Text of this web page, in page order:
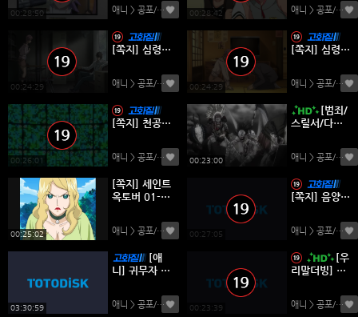
00:28:50
함] -미스테리
애니 > 공포/스릴러 (0)00:28:42
[OVA 포함] -
력 액션-
애니 > 공포/스릴러
00:24:29
[쪽지] 심령탐
-07화 -미스
테리 능력 스
애니 > 공포/스릴러 (0)00:24:29
[쪽지] 심령탐
-13완결 -미
스테리 능력애니 > 공포/스릴러
00:26:01
[쪽지] 천공
완결 -미스테
리 배틀 공포
애니 > 공포/스릴러 (0)
00:23:00
[범죄/
스릴서/다크
노트 01~37
완결 -자막있
애니 > 공포/스릴러
00:25:02
[쪽지] 세인트
옥토버 01-2
테리 추리 스
릴러 액션-애니 > 공포/스릴러 (0)00:27:05
[쪽지] 음양사
1-13완결 -미
스테리 요괴애니 > 공포/스릴러
03:30:59
[애
니] 귀무자 2
애니 > 공포/스릴러 (0)00:23:39
[우
리말더빙] 몬
2005) - EP7
4.DVDRip-H
애니 > 공포/스릴러